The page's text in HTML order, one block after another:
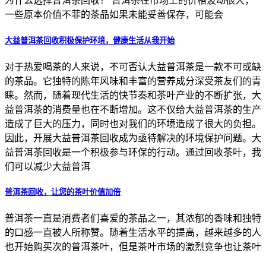
一些原本价值不菲的茶品如果未能妥善保存，可能会
大益普洱茶回收积极保护环境，健康生活从我开始
对于热爱喝茶的人来说，不可否认大益普洱茶是一款不可或缺
的茶品。它独特的陈年风味和丰富的营养成分深受茶友们的青
睐。然而，随着现代生活的快节奏和茶叶产业的不断扩张，大
益普洱茶的消费量也在不断增加。这不仅给大益普洱茶的生产
造成了巨大的压力，同时也对我们的环境造成了很大的负担。
因此，开展大益普洱茶回收成为亟待解决的环境保护问题。大
益普洱茶回收是一个积极参与环保的行动。通过回收茶叶，我
们可以减少大益普洱
普洱茶回收，让您的茶叶价值加倍
普洱茶一直是消费者们喜爱的茶品之一，其浓郁的香味和独特
的口感一直被人所称赞。随着生活水平的提高，越来越多的人
也开始购买次的普洱茶叶，但是茶叶市场的激烈竞争也让茶叶